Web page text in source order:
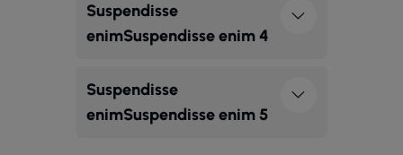
Suspendisse
enimSuspendisse enim 4
Suspendisse
enimSuspendisse enim 5